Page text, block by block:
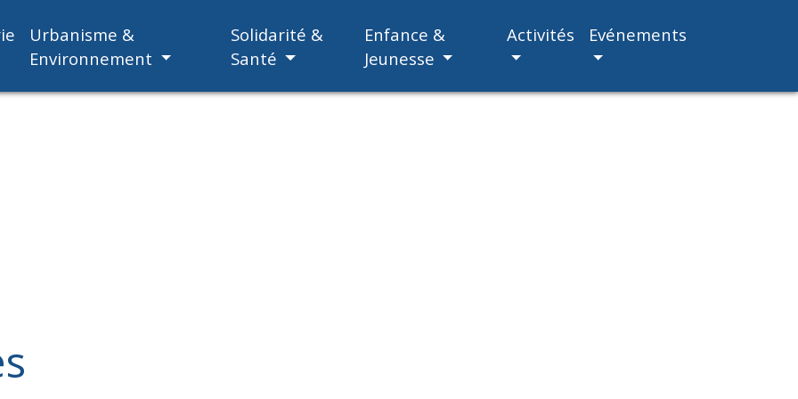
Urbanisme &
Environnement
Solidarité &
Santé
Enfance &
Jeunesse
Activités Evénements